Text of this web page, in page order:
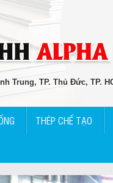
Trung, TP. Thủ Đức, TP.
THÉP CHẾ TẠO